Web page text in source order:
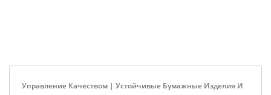
Управление Качеством | Устойчивые Бумажные Изделия И